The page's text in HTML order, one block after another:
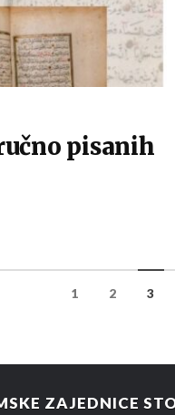
pisanih
1 2 3
ZAJEDNICE